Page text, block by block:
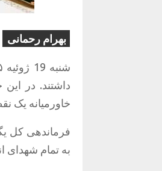
بهرام رحمانی
شنبه ژوئیه ۲۰۲۵، مردم روژآوا سالگرد انقلاب ۱۹ جولای
داشتند. در این
خاورمیانه یک
فرماندهی کل
به تمام شهدای